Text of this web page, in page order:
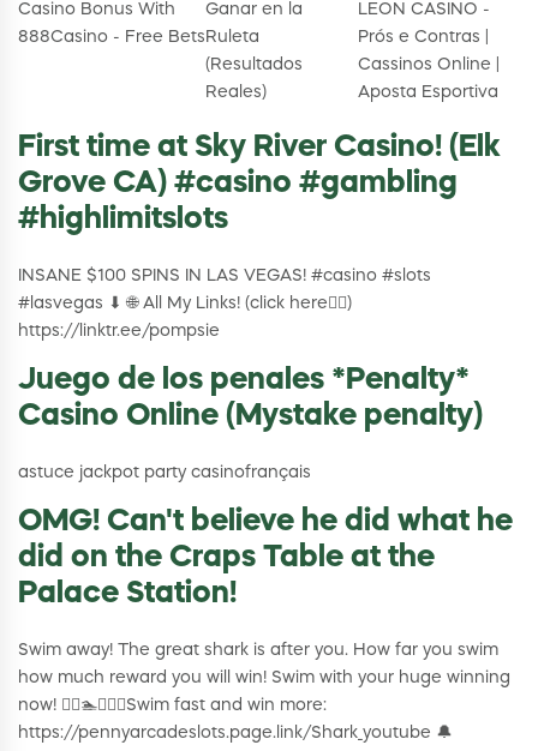
Casino Bonus With
888Casino - Free Bets
Ganar en la
Ruleta
(Resultados
Reales)
LEON CASINO -
Prós e Contras |
Cassinos Online |
Aposta Esportiva
First time at Sky River Casino! (Elk
Grove CA) #casino #gambling
#highlimitslots
INSANE $100 SPINS IN LAS VEGAS! #casino #slots
#lasvegas ⬇ 🌐 All My Links! (click here👇🏽)
https://linktr.ee/pompsie
Juego de los penales *Penalty*
Casino Online (Mystake penalty)
astuce jackpot party casinofrançais
OMG! Can't believe he did what he
did on the Craps Table at the
Palace Station!
Swim away! The great shark is after you. How far you swim
how much reward you will win! Swim with your huge winning
now! 🏊‍♂️🏊🏊‍♀️🦈Swim fast and win more:
https://pennyarcadeslots.page.link/Shark_youtube 🔔